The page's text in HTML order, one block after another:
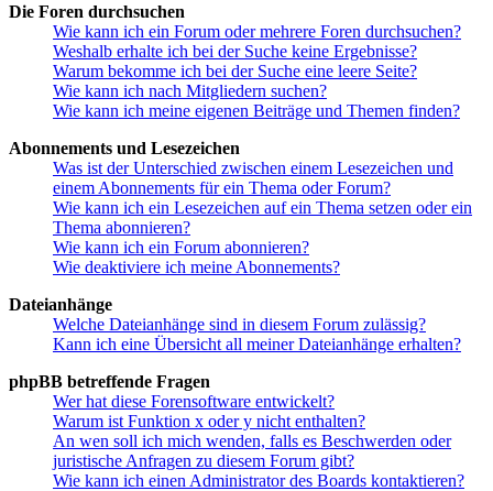
Die Foren durchsuchen
Wie kann ich ein Forum oder mehrere Foren durchsuchen?
Weshalb erhalte ich bei der Suche keine Ergebnisse?
Warum bekomme ich bei der Suche eine leere Seite?
Wie kann ich nach Mitgliedern suchen?
Wie kann ich meine eigenen Beiträge und Themen finden?
Abonnements und Lesezeichen
Was ist der Unterschied zwischen einem Lesezeichen und
einem Abonnements für ein Thema oder Forum?
Wie kann ich ein Lesezeichen auf ein Thema setzen oder ein
Thema abonnieren?
Wie kann ich ein Forum abonnieren?
Wie deaktiviere ich meine Abonnements?
Dateianhänge
Welche Dateianhänge sind in diesem Forum zulässig?
Kann ich eine Übersicht all meiner Dateianhänge erhalten?
phpBB betreffende Fragen
Wer hat diese Forensoftware entwickelt?
Warum ist Funktion x oder y nicht enthalten?
An wen soll ich mich wenden, falls es Beschwerden oder
juristische Anfragen zu diesem Forum gibt?
Wie kann ich einen Administrator des Boards kontaktieren?